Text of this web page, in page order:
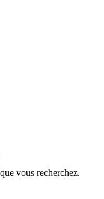
vous recherchez.